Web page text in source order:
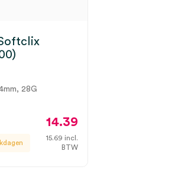
28G
14.39
15.69 incl.
BTW